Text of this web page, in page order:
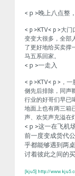
< p >晚上八点整
< p >KTV< p >大
变变大很多，全部
了更好地给买卖撑
马五系回家。
< p >一走入
< p >KTV< p >，
侧先后排除，同声
行业的好哥们早已
地面上也有两三箱
声、欢笑声充溢在
< p >这一在飞机
前一度变成货代
乎都能够遇到两
讨着彼此之间的买
[kju5] http://